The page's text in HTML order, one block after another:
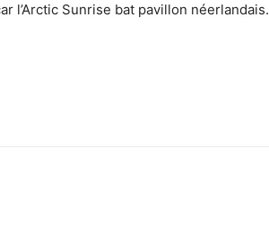
l’Arctic Sunrise bat pavillon néerlandais.